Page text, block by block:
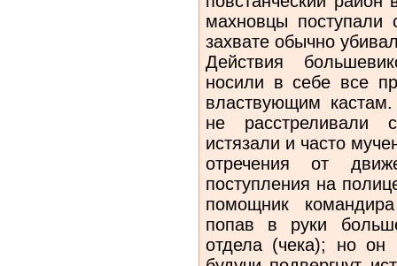
махновцы поступали
захвате обыч­но
Действия
носили в себе все
властвующим
не расстреливали
истязали и часто
отречения от
поступления на
помощник
попав в руки
отдела (чека); но